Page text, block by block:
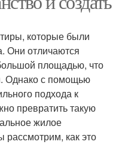
которые были
Они отличаются
площадью, что
Однако с помощью
подхода к
превратить такую
жилое
рассмотрим, как это